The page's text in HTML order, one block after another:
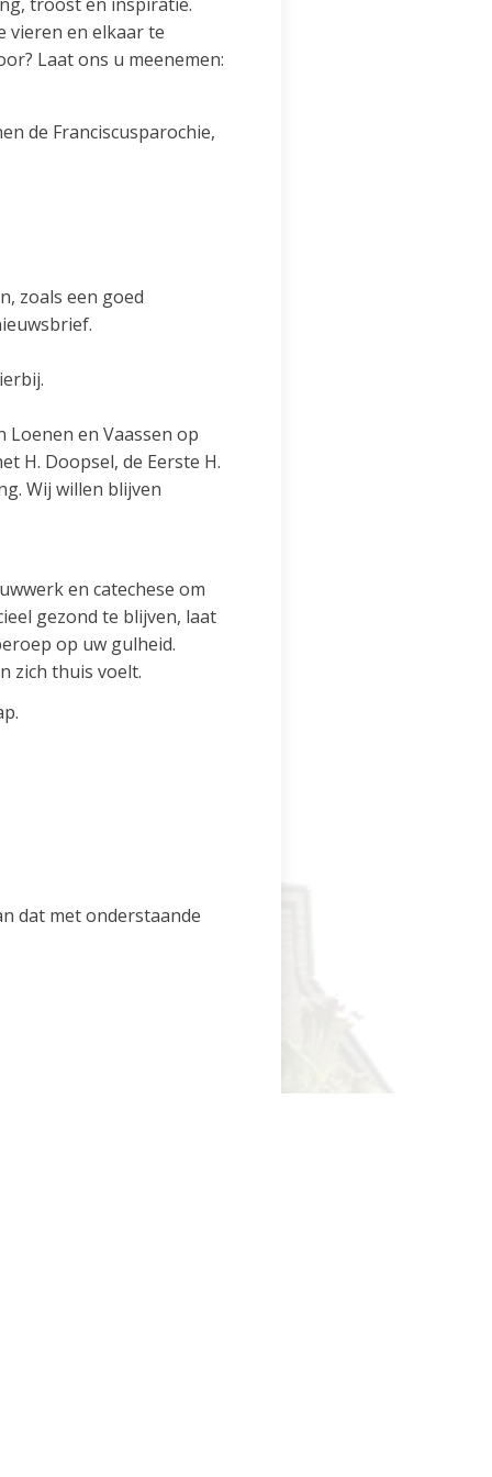
vieren en elkaar te
Laat ons u meenemen:
de Franciscusparochie,
zoals een goed
en Vaassen op
H. Doopsel, de Eerste H.
Wij willen blijven
en catechese om
gezond te blijven, laat
op uw gulheid.
zich thuis voelt.
dat met onderstaande